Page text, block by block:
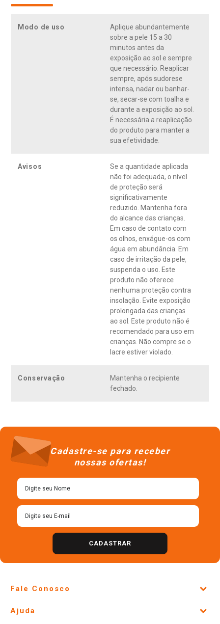
Modo de uso
Aplique abundantemente
sobre a pele 15 a 30
minutos antes da
exposição ao sol e sempre
que necessário. Reaplicar
sempre, após sudorese
intensa, nadar ou banhar-
se, secar-se com toalha e
durante a exposição ao sol.
É necessária a reaplicação
do produto para manter a
sua efetividade.
Avisos
Se a quantidade aplicada
não foi adequada, o nível
de proteção será
significativamente
reduzido. Mantenha fora
do alcance das crianças.
Em caso de contato com
os olhos, enxágue-os com
água em abundância. Em
caso de irritação da pele,
suspenda o uso. Este
produto não oferece
nenhuma proteção contra
insolação. Evite exposição
prolongada das crianças
ao sol. Este produto não é
recomendado para uso em
crianças. Não compre se o
lacre estiver violado.
Conservação
Mantenha o recipiente
fechado.
Cadastre-se para receber
nossas ofertas!
CADASTRAR
Fale Conosco
Lojas Físicas e Horários
Ajuda